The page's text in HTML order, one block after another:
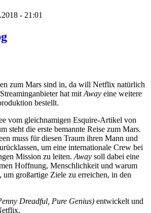
- 21:01
zum Mars sind in, da will Netflix natürlich
hat mit Away eine weitere
bestellt.
vom gleichnamigen Esquire-Artikel von
steht die erste bemannte Reise zum Mars.
muss für diesen Traum ihren Mann und
um eine internationale Crew bei
Mission zu leiten. Away soll dabei eine
Hoffnung, Menschlichkeit und warum
um großartige Ziele zu erreichen, in den
Dreadful, Pure Genius) entwickelt und